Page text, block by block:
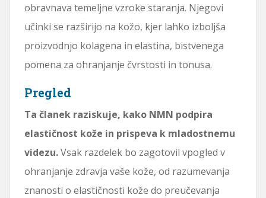
obravnava temeljne vzroke staranja. Njegovi
učinki se razširijo na kožo, kjer lahko izboljša
proizvodnjo kolagena in elastina, bistvenega
pomena za ohranjanje čvrstosti in tonusa.
Pregled
Ta članek raziskuje, kako NMN podpira
elastičnost kože in prispeva k mladostnemu
videzu.Vsak razdelek bo zagotovil vpogled v
ohranjanje zdravja vaše kože, od razumevanja
znanosti o elastičnosti kože do preučevanja